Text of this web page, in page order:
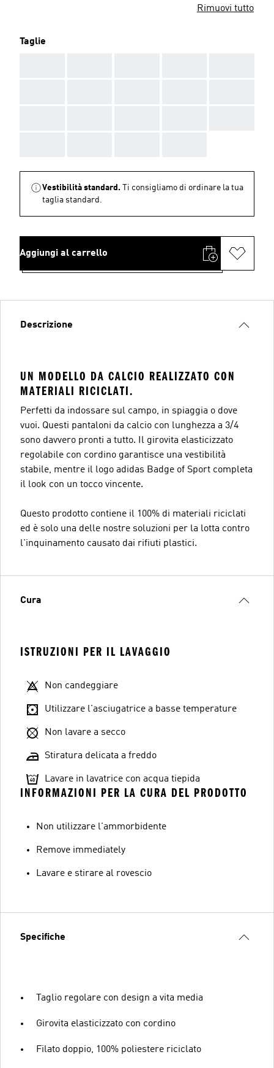
Rimuovi tutto
Taglie
Vestibilità standard.
Ti consigliamo di ordinare la tua
taglia standard.
Aggiungi al carrello
Descrizione
UN MODELLO DA CALCIO REALIZZATO CON
MATERIALI RICICLATI.
Perfetti da indossare sul campo, in spiaggia o dove
vuoi. Questi pantaloni da calcio con lunghezza a 3/4
sono davvero pronti a tutto. Il girovita elasticizzato
regolabile con cordino garantisce una vestibilità
stabile, mentre il logo adidas Badge of Sport completa
il look con un tocco vincente.
Questo prodotto contiene il 100% di materiali riciclati
ed è solo una delle nostre soluzioni per la lotta contro
l'inquinamento causato dai rifiuti plastici.
Cura
ISTRUZIONI PER IL LAVAGGIO
Non candeggiare
Utilizzare l'asciugatrice a basse temperature
Non lavare a secco
Stiratura delicata a freddo
Lavare in lavatrice con acqua tiepida
INFORMAZIONI PER LA CURA DEL PRODOTTO
Non utilizzare l'ammorbidente
Remove immediately
Lavare e stirare al rovescio
Specifiche
Taglio regolare con design a vita media
Girovita elasticizzato con cordino
Filato doppio, 100% poliestere riciclato